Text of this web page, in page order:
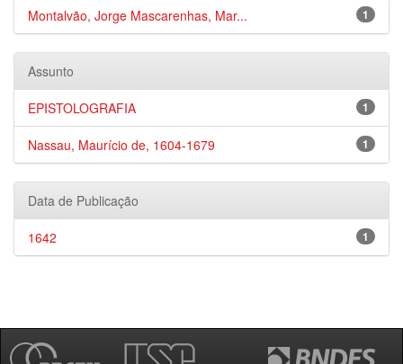
1
Montalvão, Jorge Mascarenhas, Mar...
Assunto
1
EPISTOLOGRAFIA
1
Nassau, Maurício de, 1604-1679
Data de Publicação
1
1642